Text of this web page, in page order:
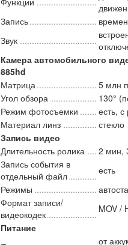
Запись
Звук
Камера автомобильного
885hd
Матрица
5 млн
Угол обзора
130°
Режим фотосъемки
есть,
Материал линз
стекло
Запись видео
Длительность ролика
2 мин,
Запись события в
отдельный файл
есть
Режимы
Формат записи/
видеокодек
MOV /
Питание
от